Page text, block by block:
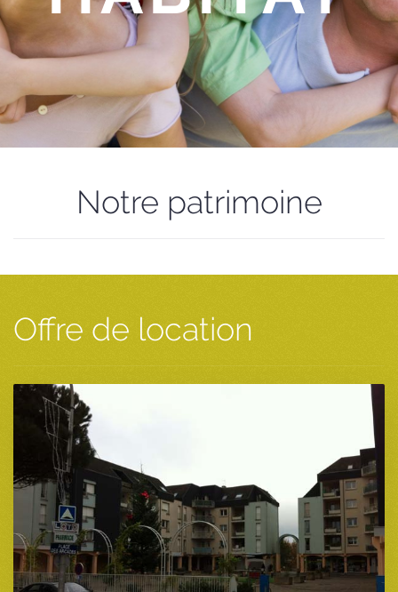
Notre patrimoine
Offre de location